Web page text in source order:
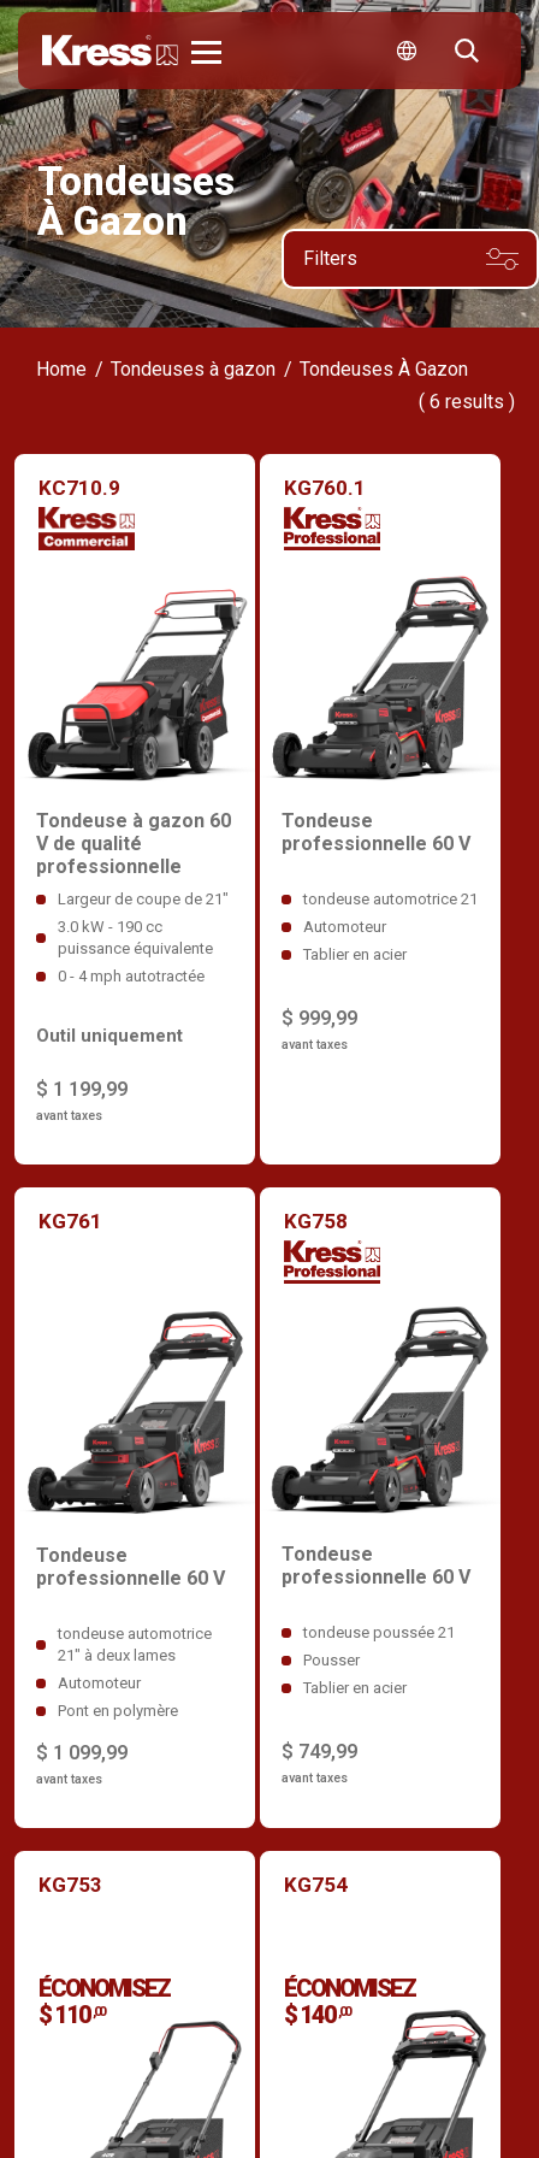
Tondeuses
À Gazon
Filters
Home Tondeuses à gazon
Tondeuses À Gazon
( 6 results )
KC710.9
Tondeuse à gazon 60
V de qualité
professionnelle
Largeur de coupe de 21"
3.0 kW - 190 cc
puissance équivalente
0 - 4 mph autotractée
$ 1 199,99
avant taxes
Outil uniquement
KG760.1
Tondeuse
professionnelle 60 V
tondeuse automotrice 21
Automoteur
Tablier en acier
$ 999,99
avant taxes
KG761
Tondeuse
professionnelle 60 V
tondeuse automotrice
21" à deux lames
Automoteur
Pont en polymère
$ 1 099,99
avant taxes
KG758
Tondeuse
professionnelle 60 V
tondeuse poussée 21
Pousser
Tablier en acier
$ 749,99
avant taxes
KG753
ÉCONOMISEZ
$ 110 ,00
KG754
ÉCONOMISEZ
$ 140 ,00